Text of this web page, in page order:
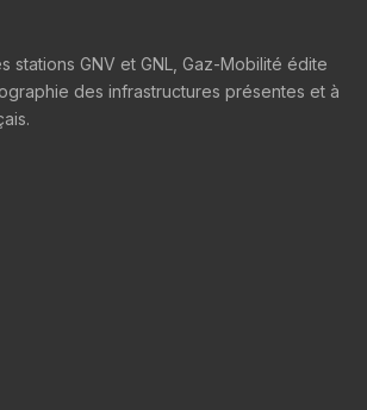
stations GNV et GNL, Gaz-Mobilité édite
des infrastructures présentes et à